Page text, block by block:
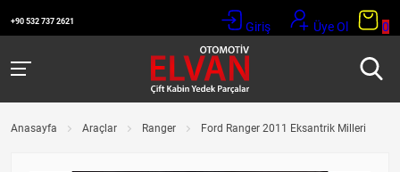
+90 532 737 2621 Giriş Üye Ol 0
Anasayfa Araçlar Ranger Ford Ranger 2011 Eksantrik Milleri